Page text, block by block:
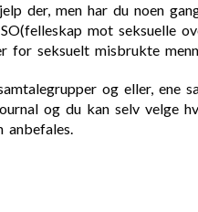
der, men har du noen
mot seksuelle
for seksuelt misbrukte
og eller,
og du kan selv velge